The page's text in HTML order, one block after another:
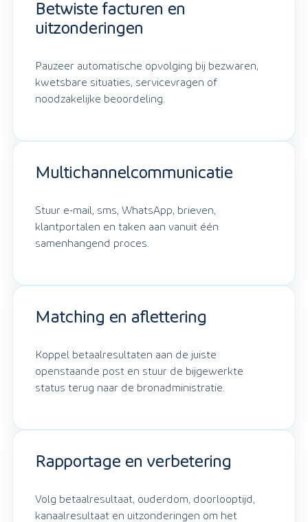
Betwiste facturen en
uitzonderingen
Pauzeer automatische opvolging bij bezwaren,
kwetsbare situaties, servicevragen of
noodzakelijke beoordeling.
Multichannelcommunicatie
Stuur e-mail, sms, WhatsApp, brieven,
klantportalen en taken aan vanuit één
samenhangend proces.
Matching en aflettering
Koppel betaalresultaten aan de juiste
openstaande post en stuur de bijgewerkte
status terug naar de bronadministratie.
Rapportage en verbetering
Volg betaalresultaat, ouderdom, doorlooptijd,
kanaalresultaat en uitzonderingen om het